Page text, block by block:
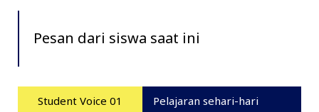
Pesan dari siswa saat ini
Student Voice 01
Pelajaran sehari-hari